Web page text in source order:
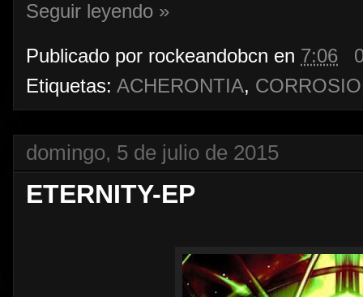
Seguir leyendo »
Publicado por rockeandobcn en 7:06
Etiquetas: ACHERONTIA,
domingo, 5 de julio de 2015
ETERNITY-EP